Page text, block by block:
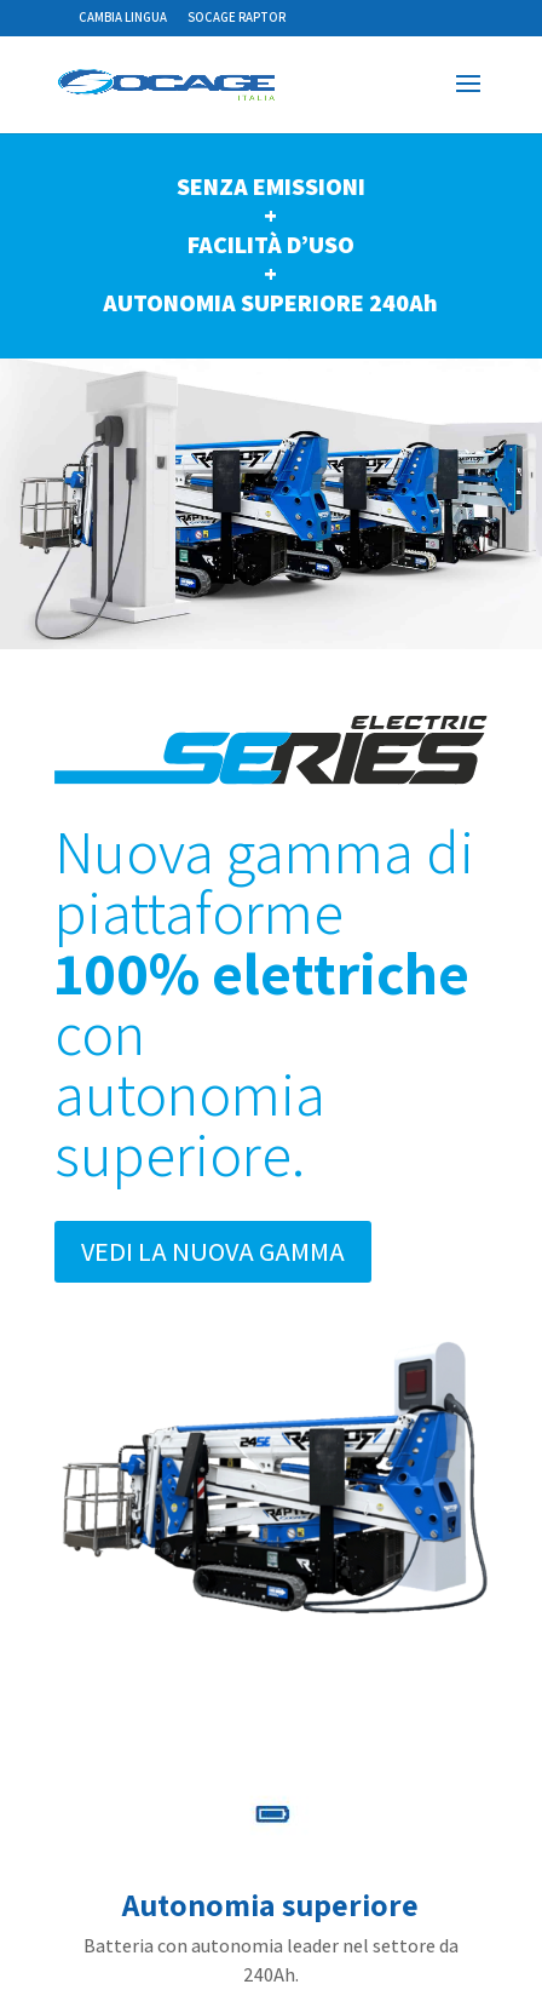
CAMBIA LINGUA SOCAGE RAPTOR
SENZA EMISSIONI
+
FACILITÀ D’USO
+
AUTONOMIA SUPERIORE 240Ah
Nuova gamma di
piattaforme
100% elettriche
con
autonomia
superiore.
VEDI LA NUOVA GAMMA
Autonomia superiore
Batteria con autonomia leader nel settore da
240Ah.